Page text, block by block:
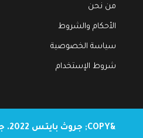
من نحن
الأحكام والشروط
سياسة الخصوصية
شروط الإستخدام
&COPY; جروث بايتس 2022. جميع الحقوق محفوظة.